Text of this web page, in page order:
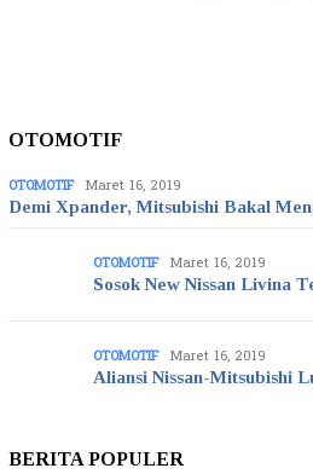
OTOMOTIF
OTOMOTIF Maret 16, 2019
Demi Xpander, Mitsubishi Bakal
OTOMOTIF Maret 16, 2019
Sosok New Nissan Livina
OTOMOTIF Maret 16, 2019
Aliansi Nissan-Mitsubishi
BERITA POPULER